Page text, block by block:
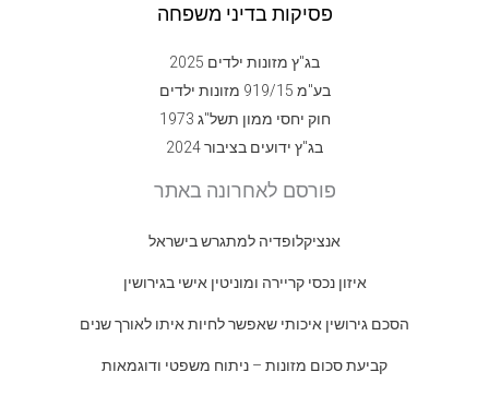
פסיקות בדיני משפחה
בג"ץ מזונות ילדים 2025
בע"מ 919/15 מזונות ילדים
חוק יחסי ממון תשל"ג 1973
בג"ץ ידועים בציבור 2024
פורסם לאחרונה באתר
אנציקלופדיה למתגרש בישראל
איזון נכסי קריירה ומוניטין אישי בגירושין
הסכם גירושין איכותי שאפשר לחיות איתו לאורך שנים
קביעת סכום מזונות – ניתוח משפטי ודוגמאות